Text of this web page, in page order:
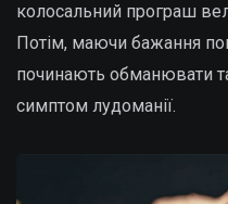
колосальний програш
Потім, маючи бажання
починають обманювати
симптом лудоманії.